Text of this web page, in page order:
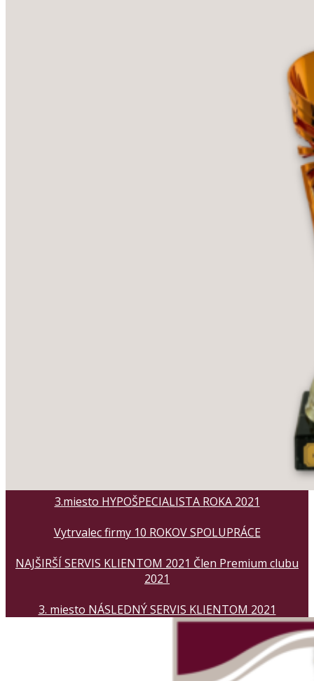
3.miesto HYPOŠPECIALISTA ROKA 2021
Vytrvalec firmy 10 ROKOV SPOLUPRÁCE
NAJŠIRŠÍ SERVIS KLIENTOM 2021 Člen Premium clubu
2021
3. miesto NÁSLEDNÝ SERVIS KLIENTOM 2021